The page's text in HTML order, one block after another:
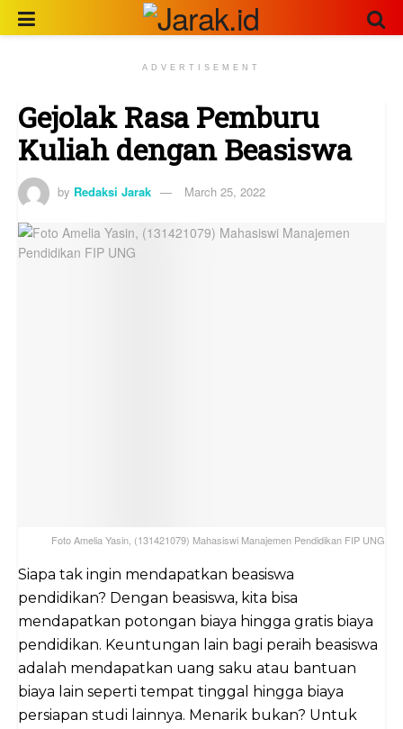
ADVERTISEMENT
Gejolak Rasa Pemburu
Kuliah dengan Beasiswa
by Redaksi Jarak March 25, 2022
Foto Amelia Yasin, (131421079) Mahasiswi Manajemen Pendidikan FIP UNG
Siapa tak ingin mendapatkan beasiswa
pendidikan? Dengan beasiswa, kita bisa
mendapatkan potongan biaya hingga gratis biaya
pendidikan. Keuntungan lain bagi peraih beasiswa
adalah mendapatkan uang saku atau bantuan
biaya lain seperti tempat tinggal hingga biaya
persiapan studi lainnya. Menarik bukan? Untuk